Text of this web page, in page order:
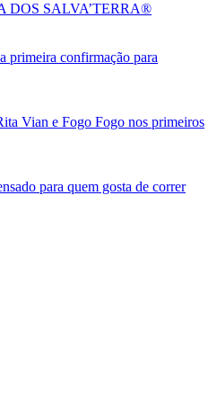
DOS SALVA’TERRA®
primeira confirmação para
Vian e Fogo Fogo nos primeiros
para quem gosta de correr